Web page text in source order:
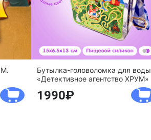
Бутылка-головоломка для воды
«Детективное агентство ХРУМ»
1990